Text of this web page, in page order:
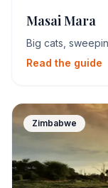
Masai Mara
Big cats,
Read the guide
Zimbabwe